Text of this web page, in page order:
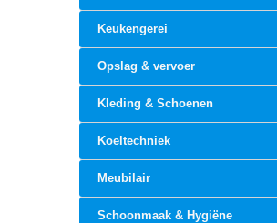
Keukengerei
Opslag & vervoer
Kleding & Schoenen
Koeltechniek
Meubilair
Schoonmaak & Hygiëne